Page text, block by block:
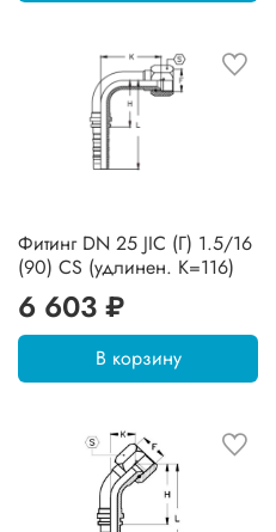
Фитинг DN 25 JIC (Г) 1.5/16
(90) CS (удлинен. К=116)
6 603 ₽
В корзину